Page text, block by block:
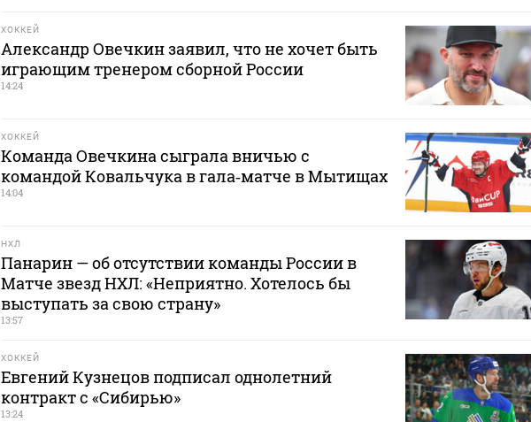
ХОККЕЙ
Александр Овечкин заявил, что не хочет быть
играющим тренером сборной России
14:24
ХОККЕЙ
Команда Овечкина сыграла вничью с
командой Ковальчука в гала‑матче в Мытищах
14:04
НХЛ
Панарин — об отсутствии команды России в
Матче звезд НХЛ: «Неприятно. Хотелось бы
выступать за свою страну»
13:57
ХОККЕЙ
Евгений Кузнецов подписал однолетний
контракт с «Сибирью»
13:24